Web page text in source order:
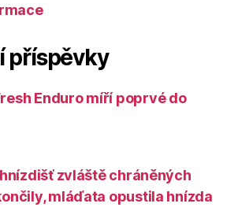
příspěvky
Enduro míří poprvé do
zvláště chráněných
mláďata opustila hnízda